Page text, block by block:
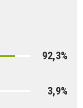
92,3%
3,9%